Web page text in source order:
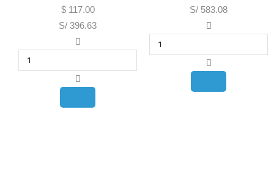
$117.00
S/ 396.63
S/ 583.08